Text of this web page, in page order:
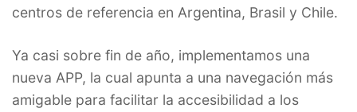
centros de referencia en Argentina, Brasil y Chile.
Ya casi sobre fin de año, implementamos una
nueva APP, la cual apunta a una navegación más
amigable para facilitar la accesibilidad a los